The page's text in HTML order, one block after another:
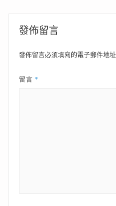
覽
發佈留言
發佈留言必須填寫的電子郵件地
留言 *